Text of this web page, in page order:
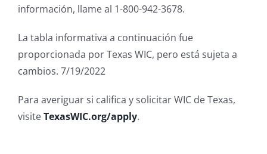
información, llame al 1-800-942-3678.
La tabla informativa a continuación fue
proporcionada por Texas WIC, pero está sujeta a
cambios. 7/19/2022
Para averiguar si califica y solicitar WIC de Texas,
visiteTexasWIC.org/apply.